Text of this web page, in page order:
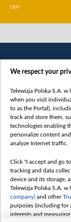
СВІТ
We respect your
Telewizja Polska S.A.
when you visit
to as the Portal),
track and store them,
technologies enabling
personalize content
analyze Internet traffic.
Click "I accept and go
tracking and data
device and its storage,
Telewizja Polska S.A. w
company) and other
purposes (including for
interests and